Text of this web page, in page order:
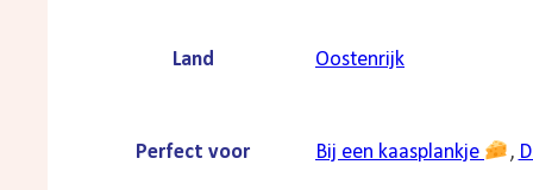
Land Oostenrijk
Perfect voor Bij een kaasplankje ,